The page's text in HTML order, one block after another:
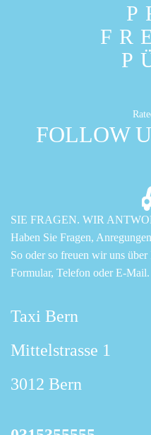
FOLLOW
SIE FRAGEN. WIR
Haben Sie Fragen,
So oder so freuen wir uns
Formular, Telefon oder E-Mail.
Taxi Bern
Mittelstrasse 1
3012 Bern